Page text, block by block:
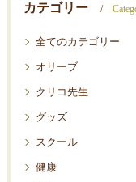
カテゴリー
全てのカテゴリー
オリーブ
クリコ先生
グッズ
スクール
健康